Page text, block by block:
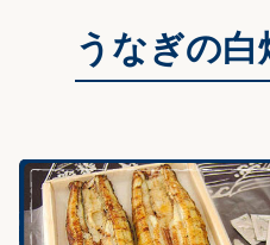
うなぎの白